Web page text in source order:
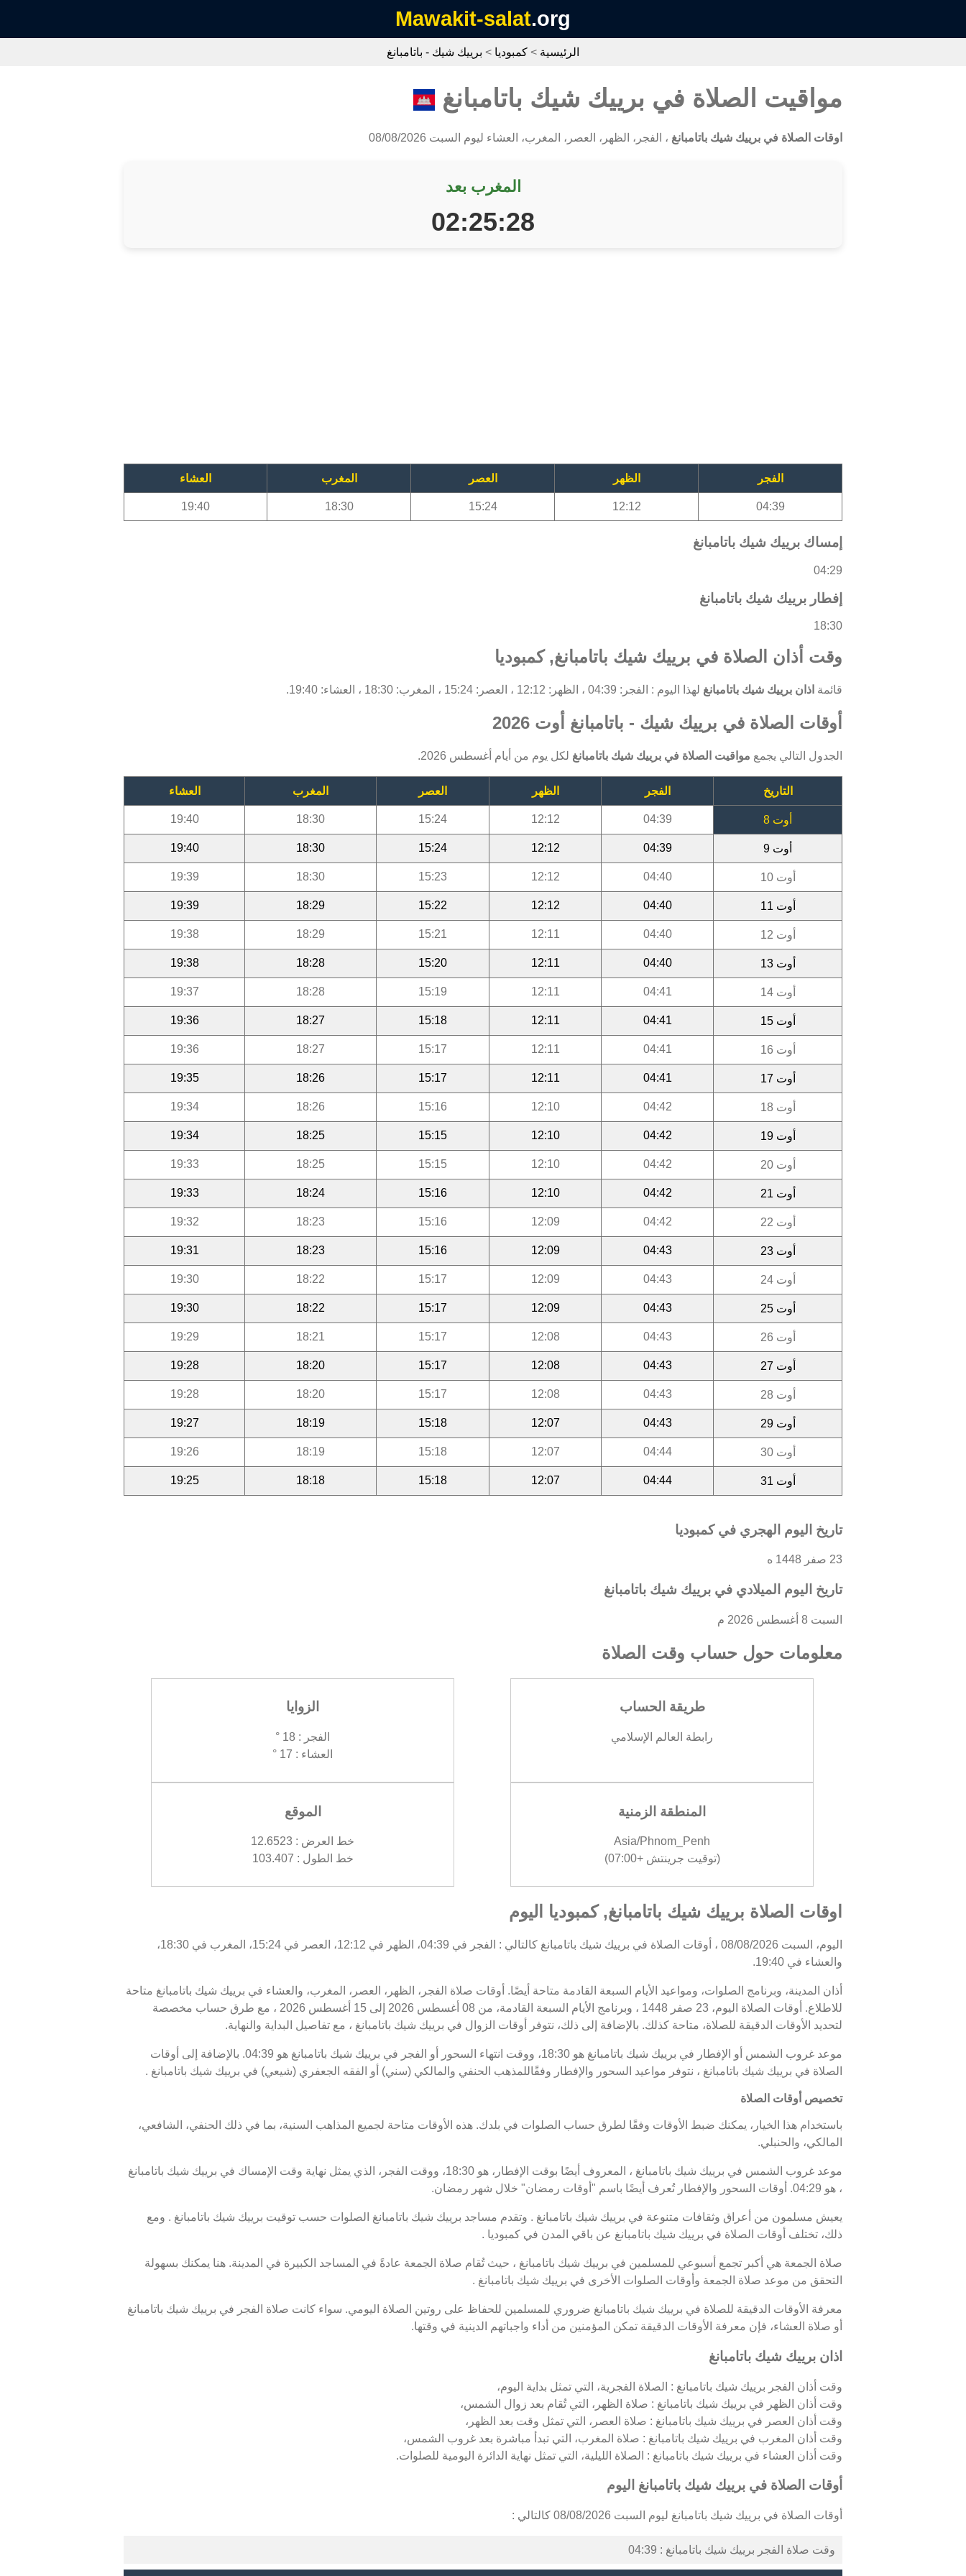
Mawakit-salat.org
الرئيسية > كمبوديا > برييك شيك - باتامبانغ
مواقيت الصلاة في برييك شيك باتامبانغ
اوقات الصلاة في برييك شيك باتامبانغ ، الفجر، الظهر، العصر، المغرب، العشاء ليوم السبت 08/08/2026
المغرب بعد
02:25:27
الفجر الظهر العصر المغرب العشاء
04:39
12:12
15:24
18:30
19:40
إمساك برييك شيك باتامبانغ
04:29
إفطار برييك شيك باتامبانغ
18:30
وقت أذان الصلاة في برييك شيك باتامبانغ, كمبوديا
قائمة اذان برييك شيك باتامبانغ لهذا اليوم : الفجر: 04:39 ، الظهر: 12:12 ، العصر: 15:24 ، المغرب: 18:30 ، العشاء: 19:40.
أوقات الصلاة في برييك شيك - باتامبانغ أوت 2026
الجدول التالي يجمع مواقيت الصلاة في برييك شيك باتامبانغ لكل يوم من أيام أغسطس 2026.
التاريخ الفجر الظهر العصر المغرب العشاء
أوت 8 04:39
12:12
15:24
18:30
19:40
أوت 9 04:39
12:12
15:24
18:30
19:40
أوت 10 04:40
12:12
15:23
18:30
19:39
أوت 11 04:40
12:12
15:22
18:29
19:39
أوت 12 04:40
12:11
15:21
18:29
19:38
أوت 13 04:40
12:11
15:20
18:28
19:38
أوت 14 04:41
12:11
15:19
18:28
19:37
أوت 15 04:41
12:11
15:18
18:27
19:36
أوت 16 04:41
12:11
15:17
18:27
19:36
أوت 17 04:41
12:11
15:17
18:26
19:35
أوت 18 04:42
12:10
15:16
18:26
19:34
أوت 19 04:42
12:10
15:15
18:25
19:34
أوت 20 04:42
12:10
15:15
18:25
19:33
أوت 21 04:42
12:10
15:16
18:24
19:33
أوت 22 04:42
12:09
15:16
18:23
19:32
أوت 23 04:43
12:09
15:16
18:23
19:31
أوت 24 04:43
12:09
15:17
18:22
19:30
أوت 25 04:43
12:09
15:17
18:22
19:30
أوت 26 04:43
12:08
15:17
18:21
19:29
أوت 27 04:43
12:08
15:17
18:20
19:28
أوت 28 04:43
12:08
15:17
18:20
19:28
أوت 29 04:43
12:07
15:18
18:19
19:27
أوت 30 04:44
12:07
15:18
18:19
19:26
أوت 31 04:44
12:07
15:18
18:18
19:25
تاريخ اليوم الهجري في كمبوديا
23 صفر 1448 ه
تاريخ اليوم الميلادي في برييك شيك باتامبانغ
السبت 8 أغسطس 2026 م
معلومات حول حساب وقت الصلاة
طريقة الحساب
رابطة العالم الإسلامي
الزوايا
الفجر : 18 °
العشاء : 17 °
المنطقة الزمنية
Asia/Phnom_Penh
(توقيت جرينتش +07:00)
الموقع
خط العرض : 12.6523
خط الطول : 103.407
اوقات الصلاة برييك شيك باتامبانغ, كمبوديا اليوم
اليوم، السبت 08/08/2026 ، أوقات الصلاة في برييك شيك باتامبانغ كالتالي : الفجر في 04:39، الظهر في 12:12، العصر في 15:24، المغرب في 18:30،
والعشاء في 19:40.
أذان المدينة، وبرنامج الصلوات، ومواعيد الأيام السبعة القادمة متاحة أيضًا. أوقات صلاة الفجر، الظهر، العصر، المغرب، والعشاء في برييك شيك باتامبانغ متاحة
للاطلاع. أوقات الصلاة اليوم، 23 صفر 1448 ، وبرنامج الأيام السبعة القادمة، من 08 أغسطس 2026 إلى 15 أغسطس 2026 ، مع طرق حساب مخصصة
لتحديد الأوقات الدقيقة للصلاة، متاحة كذلك. بالإضافة إلى ذلك، نتوفر أوقات الزوال في برييك شيك باتامبانغ ، مع تفاصيل البداية والنهاية.
موعد غروب الشمس أو الإفطار في برييك شيك باتامبانغ هو 18:30، ووقت انتهاء السحور أو الفجر في برييك شيك باتامبانغ هو 04:39. بالإضافة إلى أوقات
الصلاة في برييك شيك باتامبانغ ، نتوفر مواعيد السحور والإفطار وفقًاللمذهب الحنفي والمالكي (سني) أو الفقه الجعفري (شيعي) في برييك شيك باتامبانغ .
تخصيص أوقات الصلاة
باستخدام هذا الخيار، يمكنك ضبط الأوقات وفقًا لطرق حساب الصلوات في بلدك. هذه الأوقات متاحة لجميع المذاهب السنية، بما في ذلك الحنفي، الشافعي،
المالكي، والحنبلي.
موعد غروب الشمس في برييك شيك باتامبانغ ، المعروف أيضًا بوقت الإفطار، هو 18:30، ووقت الفجر، الذي يمثل نهاية وقت الإمساك في برييك شيك باتامبانغ
، هو 04:29. أوقات السحور والإفطار تُعرف أيضًا باسم "أوقات رمضان" خلال شهر رمضان.
يعيش مسلمون من أعراق وثقافات متنوعة في برييك شيك باتامبانغ . وتقدم مساجد برييك شيك باتامبانغ الصلوات حسب توقيت برييك شيك باتامبانغ . ومع
ذلك، تختلف أوقات الصلاة في برييك شيك باتامبانغ عن باقي المدن في كمبوديا .
صلاة الجمعة هي أكبر تجمع أسبوعي للمسلمين في برييك شيك باتامبانغ ، حيث تُقام صلاة الجمعة عادةً في المساجد الكبيرة في المدينة. هنا يمكنك بسهولة
التحقق من موعد صلاة الجمعة وأوقات الصلوات الأخرى في برييك شيك باتامبانغ .
معرفة الأوقات الدقيقة للصلاة في برييك شيك باتامبانغ ضروري للمسلمين للحفاظ على روتين الصلاة اليومي. سواء كانت صلاة الفجر في برييك شيك باتامبانغ
أو صلاة العشاء، فإن معرفة الأوقات الدقيقة تمكن المؤمنين من أداء واجباتهم الدينية في وقتها.
اذان برييك شيك باتامبانغ
وقت أذان الفجر برييك شيك باتامبانغ : الصلاة الفجرية، التي تمثل بداية اليوم،
وقت أذان الظهر في برييك شيك باتامبانغ : صلاة الظهر، التي تُقام بعد زوال الشمس،
وقت أذان العصر في برييك شيك باتامبانغ : صلاة العصر، التي تمثل وقت بعد الظهر،
وقت أذان المغرب في برييك شيك باتامبانغ : صلاة المغرب، التي تبدأ مباشرة بعد غروب الشمس،
وقت أذان العشاء في برييك شيك باتامبانغ : الصلاة الليلية، التي تمثل نهاية الدائرة اليومية للصلوات.
أوقات الصلاة في برييك شيك باتامبانغ اليوم
أوقات الصلاة في برييك شيك باتامبانغ ليوم السبت 08/08/2026 كالتالي :
وقت صلاة الفجر برييك شيك باتامبانغ : 04:39